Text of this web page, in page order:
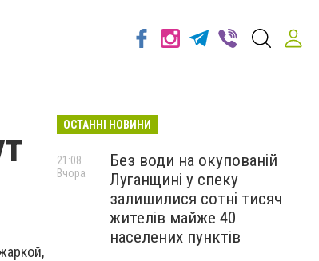
ОСТАННІ НОВИНИ
Без води на окупованій
Луганщині у спеку
залишилися сотні тисяч
жителів майже 40
населених пунктів
21:08
Вчора